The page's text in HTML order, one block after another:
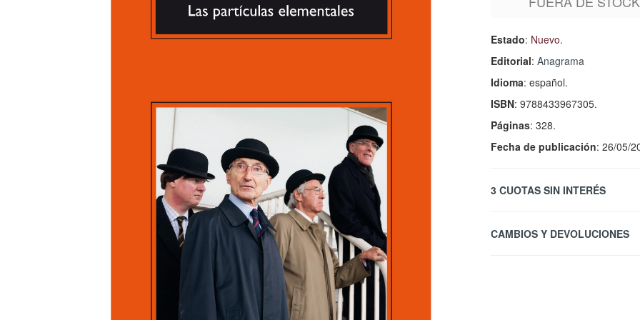
Estado: Nuevo.
Editorial: Anagrama
Idioma: español.
ISBN: 9788433967305.
Páginas: 328.
Fecha de publicación: 26/05/
3 CUOTAS SIN INTERÉS
CAMBIOS Y DEVOLUCIONES